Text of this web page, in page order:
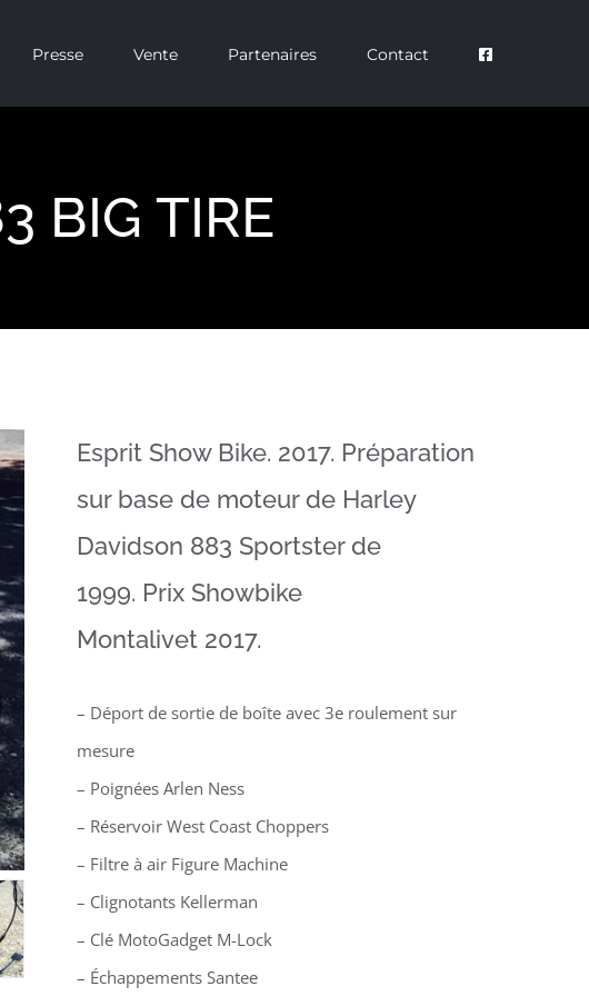
Presse Vente Partenaires Contact
BIG TIRE
Esprit Show Bike. 2017. Préparation
sur base de moteur de Harley
Davidson 883 Sportster de
1999. Prix Showbike
Montalivet 2017.
– Déport de sortie de boîte avec 3e roulement sur
mesure
– Poignées Arlen Ness
– Réservoir West Coast Choppers
– Filtre à air Figure Machine
– Clignotants Kellerman
– Clé MotoGadget M-Lock
– Échappements Santee